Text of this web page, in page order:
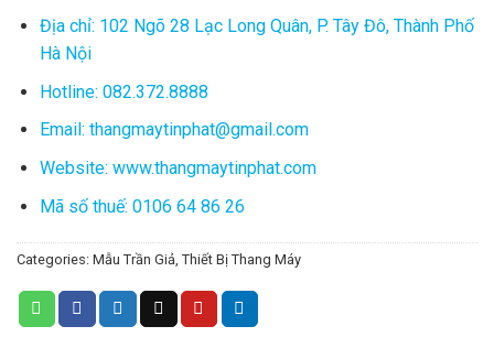
Địa chỉ: 102 Ngõ 28 Lạc Long Quân, P. Tây Đô, Thành Phố
Hà Nội
Hotline: 082.372.8888
Email: thangmaytinphat@gmail.com
Website: www.thangmaytinphat.com
Mã số thuế: 0106 64 86 26
Categories: Mẫu Trần Giả, Thiết Bị Thang Máy